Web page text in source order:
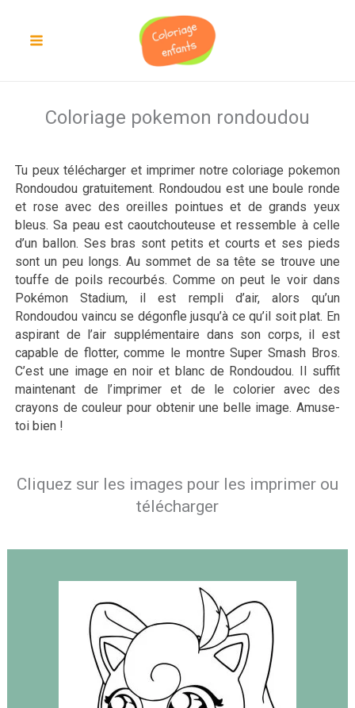
contenu
Coloriage pokemon rondoudou
Tu peux télécharger et imprimer notre coloriage pokemon
Rondoudou gratuitement. Rondoudou est une boule ronde
et rose avec des oreilles pointues et de grands yeux
bleus. Sa peau est caoutchouteuse et ressemble à celle
d’un ballon. Ses bras sont petits et courts et ses pieds
sont un peu longs. Au sommet de sa tête se trouve une
touffe de poils recourbés. Comme on peut le voir dans
Pokémon Stadium, il est rempli d’air, alors qu’un
Rondoudou vaincu se dégonfle jusqu’à ce qu’il soit plat. En
aspirant de l’air supplémentaire dans son corps, il est
capable de flotter, comme le montre Super Smash Bros.
C’est une image en noir et blanc de Rondoudou. Il suffit
maintenant de l’imprimer et de le colorier avec des
crayons de couleur pour obtenir une belle image. Amuse-
toi bien !
Cliquez sur les images pour les imprimer ou
télécharger